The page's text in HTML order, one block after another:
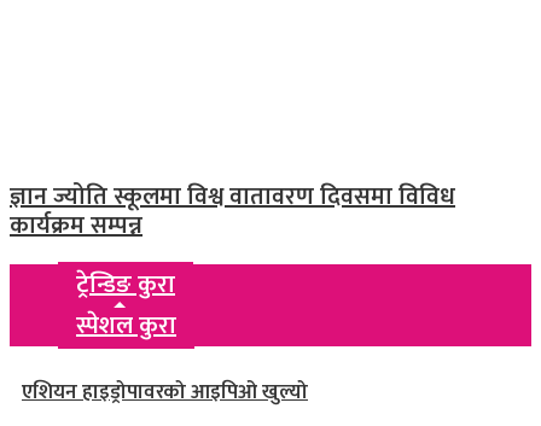
ज्ञान ज्योति स्कूलमा विश्व वातावरण दिवसमा विविध
कार्यक्रम सम्पन्न
ट्रेन्डिङ कुरा
स्पेशल कुरा
एशियन हाइड्रोपावरको आइपिओ खुल्यो